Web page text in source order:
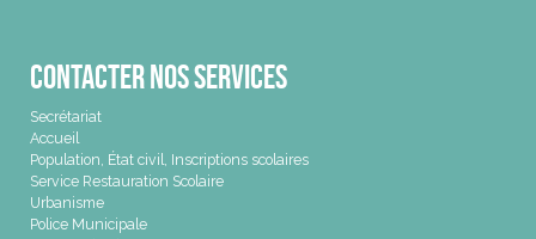
Contacter nos services
Secrétariat
Accueil
Population, État civil, Inscriptions scolaires
Service Restauration Scolaire
Urbanisme
Police Municipale